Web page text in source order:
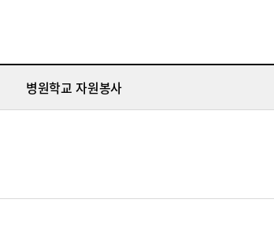
병원학교 자원봉사